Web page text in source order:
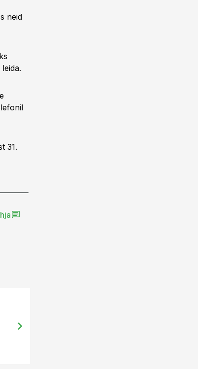
neid
31.